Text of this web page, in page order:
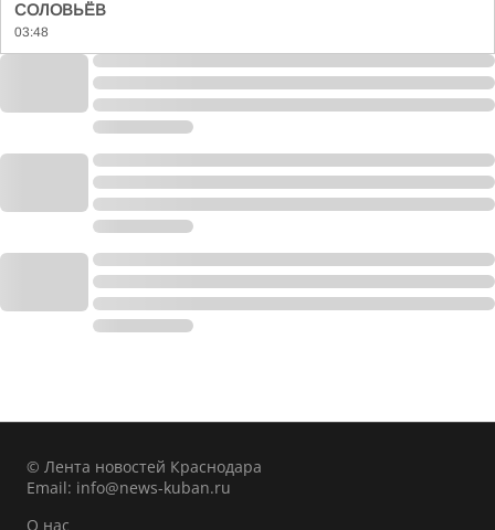
СОЛОВЬЁВ
03:48
© Лента новостей Краснодара
Email: info@news-kuban.ru
О нас